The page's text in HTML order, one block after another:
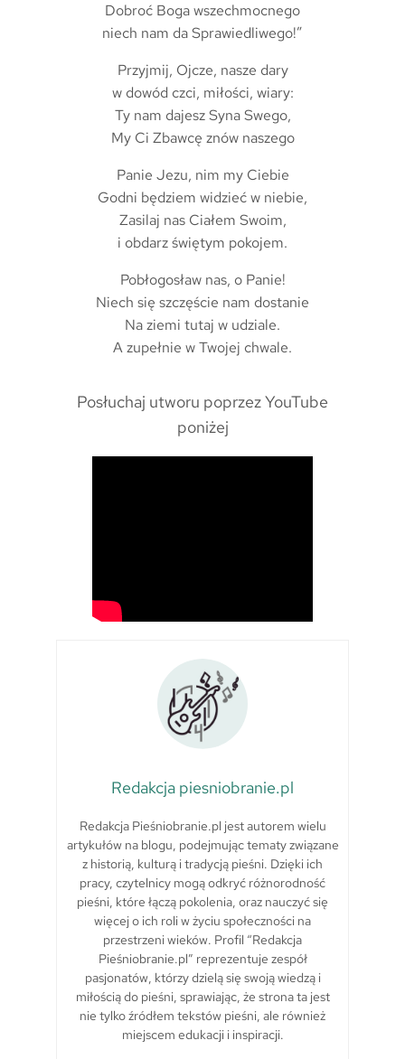
Dobroć Boga wszechmocnego
niech nam da Sprawiedliwego!”
Przyjmij, Ojcze, nasze dary
w dowód czci, miłości, wiary:
Ty nam dajesz Syna Swego,
My Ci Zbawcę znów naszego
Panie Jezu, nim my Ciebie
Godni będziem widzieć w niebie,
Zasilaj nas Ciałem Swoim,
i obdarz świętym pokojem.
Pobłogosław nas, o Panie!
Niech się szczęście nam dostanie
Na ziemi tutaj w udziale.
A zupełnie w Twojej chwale.
Posłuchaj utworu poprzez YouTube
poniżej
Redakcja piesniobranie.pl
Redakcja Pieśniobranie.pl jest autorem wielu
artykułów na blogu, podejmując tematy związane
z historią, kulturą i tradycją pieśni. Dzięki ich
pracy, czytelnicy mogą odkryć różnorodność
pieśni, które łączą pokolenia, oraz nauczyć się
więcej o ich roli w życiu społeczności na
przestrzeni wieków. Profil “Redakcja
Pieśniobranie.pl” reprezentuje zespół
pasjonatów, którzy dzielą się swoją wiedzą i
miłością do pieśni, sprawiając, że strona ta jest
nie tylko źródłem tekstów pieśni, ale również
miejscem edukacji i inspiracji.